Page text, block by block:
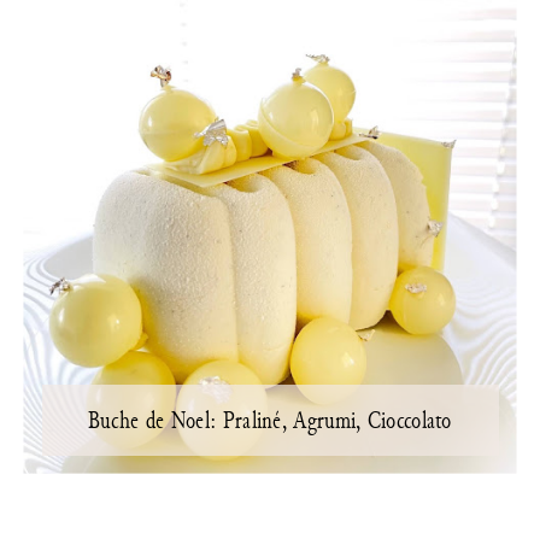
Buche de Noel: Praliné, Agrumi, Cioccolato